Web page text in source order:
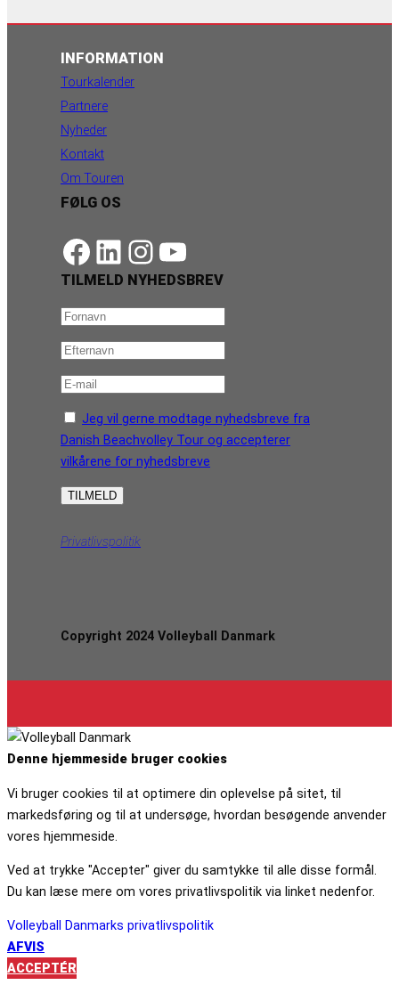
INFORMATION
Tourkalender
Partnere
Nyheder
Kontakt
Om Touren
FØLG OS
https://www.facebook.com/danishbeachvolleytour LinkedIn Instagram YouTube
TILMELD NYHEDSBREV
Jeg vil gerne modtage nyhedsbreve fra
Danish Beachvolley Tour og accepterer
vilkårene for nyhedsbreve
Privatlivspolitik
Copyright 2024 Volleyball Danmark
Denne hjemmeside bruger cookies
Vi bruger cookies til at optimere din oplevelse på sitet, til
markedsføring og til at undersøge, hvordan besøgende anvender
vores hjemmeside.
Ved at trykke "Accepter" giver du samtykke til alle disse formål.
Du kan læse mere om vores privatlivspolitik via linket nedenfor.
Volleyball Danmarks privatlivspolitik
AFVIS
ACCEPTÉR